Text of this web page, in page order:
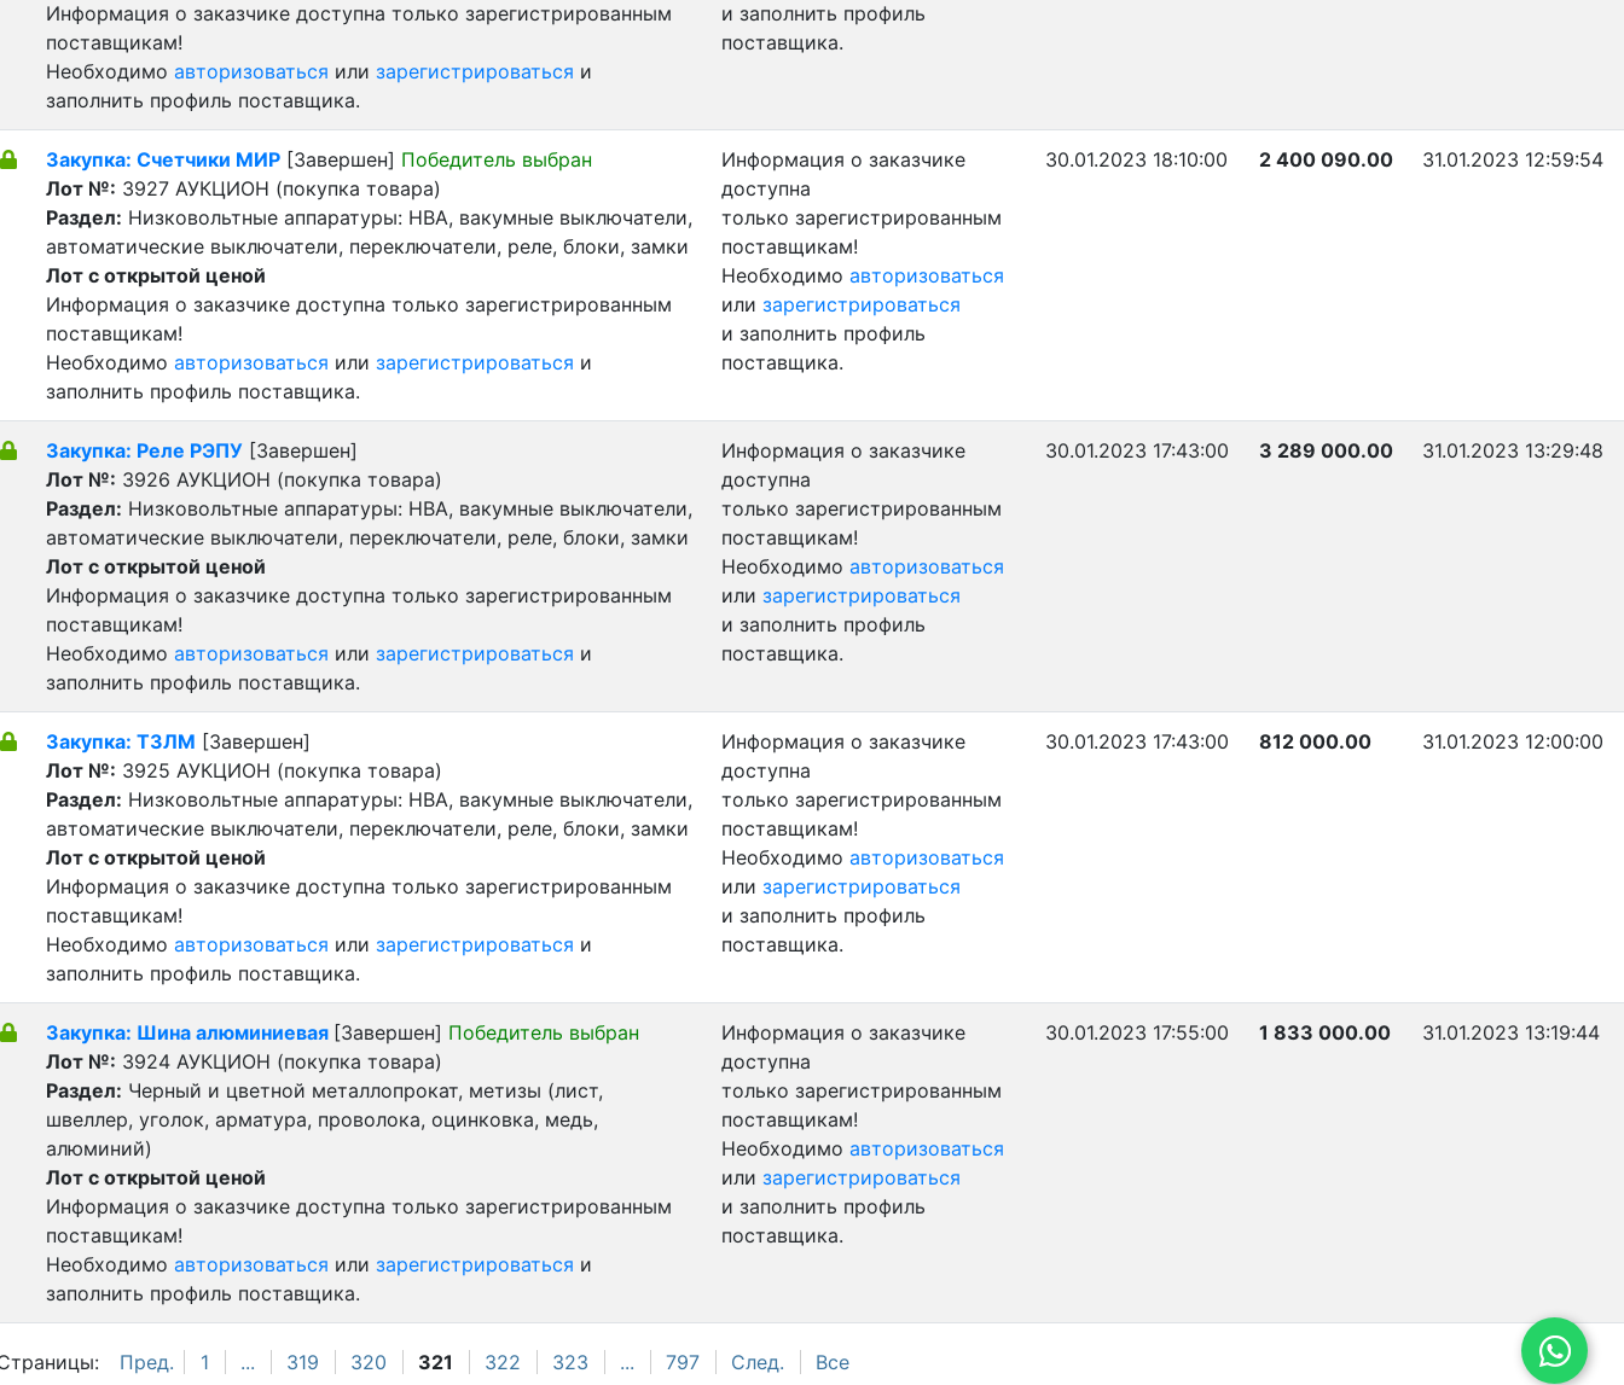
Пред. 1 ... 319 320 321 322 323 ... 797 След. Все
Информация о заказчике доступна только зарегистрированным
поставщикам!
Необходимо авторизоваться или зарегистрироваться и
заполнить профиль поставщика.
и заполнить профиль
поставщика.
Закупка: Счетчики МИР [Завершен] Победитель выбран
Лот №: 3927 АУКЦИОН (покупка товара)
Раздел: Низковольтные аппаратуры: НВА, вакумные выключатели,
автоматические выключатели, переключатели, реле, блоки, замки
Лот с открытой ценой
Информация о заказчике доступна только зарегистрированным
поставщикам!
Необходимо авторизоваться или зарегистрироваться и
заполнить профиль поставщика.
Информация о заказчике
доступна
только зарегистрированным
поставщикам!
Необходимо авторизоваться
или зарегистрироваться
и заполнить профиль
поставщика.
30.01.2023 18:10:00 2 400 090.00 31.01.2023 12:59:54
Закупка: Реле РЭПУ [Завершен]
Лот №: 3926 АУКЦИОН (покупка товара)
Раздел: Низковольтные аппаратуры: НВА, вакумные выключатели,
автоматические выключатели, переключатели, реле, блоки, замки
Лот с открытой ценой
Информация о заказчике доступна только зарегистрированным
поставщикам!
Необходимо авторизоваться или зарегистрироваться и
заполнить профиль поставщика.
Информация о заказчике
доступна
только зарегистрированным
поставщикам!
Необходимо авторизоваться
или зарегистрироваться
и заполнить профиль
поставщика.
30.01.2023 17:43:00 3 289 000.00 31.01.2023 13:29:48
Закупка: ТЗЛМ [Завершен]
Лот №: 3925 АУКЦИОН (покупка товара)
Раздел: Низковольтные аппаратуры: НВА, вакумные выключатели,
автоматические выключатели, переключатели, реле, блоки, замки
Лот с открытой ценой
Информация о заказчике доступна только зарегистрированным
поставщикам!
Необходимо авторизоваться или зарегистрироваться и
заполнить профиль поставщика.
Информация о заказчике
доступна
только зарегистрированным
поставщикам!
Необходимо авторизоваться
или зарегистрироваться
и заполнить профиль
поставщика.
30.01.2023 17:43:00 812 000.00 31.01.2023 12:00:00
Закупка: Шина алюминиевая [Завершен] Победитель выбран
Лот №: 3924 АУКЦИОН (покупка товара)
Раздел: Черный и цветной металлопрокат, метизы (лист,
швеллер, уголок, арматура, проволока, оцинковка, медь,
алюминий)
Лот с открытой ценой
Информация о заказчике доступна только зарегистрированным
поставщикам!
Необходимо авторизоваться или зарегистрироваться и
заполнить профиль поставщика.
Информация о заказчике
доступна
только зарегистрированным
поставщикам!
Необходимо авторизоваться
или зарегистрироваться
и заполнить профиль
поставщика.
30.01.2023 17:55:00 1 833 000.00 31.01.2023 13:19:44